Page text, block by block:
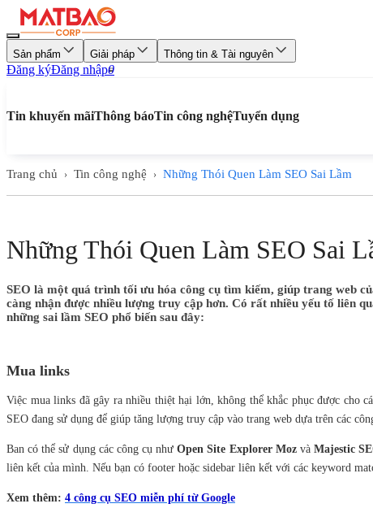
Sản phẩm Giải pháp Thông tin & Tài nguyên
Đăng kýĐăng nhập0
Tin khuyến mãiThông báoTin công nghệTuyển dụng
Trang chủ › Tin công nghệ › Những Thói Quen Làm SEO Sai Lầm
Những Thói Quen Làm SEO Sai
SEO là một quá trình tối ưu hóa công cụ tìm kiếm, giúp trang web
càng nhận được nhiều lượng truy cập hơn. Có rất nhiều yếu tố liên
những sai lầm SEO phổ biến sau đây:
Mua links
Việc mua links đã gây ra nhiều thiệt hại lớn, không thể khắc phục được cho
SEO đang sử dụng để giúp tăng lượng truy cập vào trang web dựa trên các
Ban có thể sử dụng các công cụ nhưOpen Site Explorer Mozvà Majestic
liên kết của mình. Nếu bạn có footer hoặc sidebar liên kết với các keyword
Xem thêm: 4 công cụ SEO miễn phí từ Google